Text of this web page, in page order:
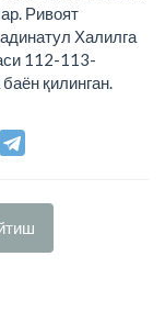
Ривоят
Халилга
112-113-
қилинган.